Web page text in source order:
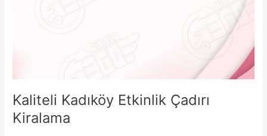
Kaliteli Kadıköy Etkinlik Çadırı
Kiralama